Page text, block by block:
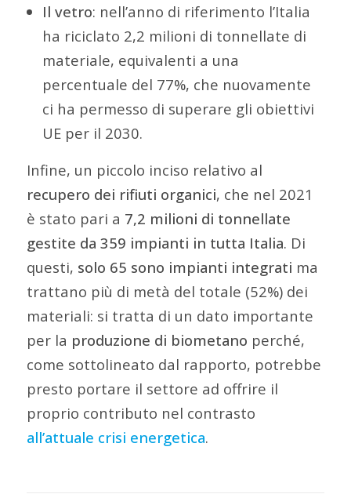
Il vetro: nell’anno di riferimento l’Italia
ha riciclato 2,2 milioni di tonnellate di
materiale, equivalenti a una
percentuale del 77%, che nuovamente
ci ha permesso di superare gli obiettivi
UE per il 2030.
Infine, un piccolo inciso relativo al
recupero dei rifiuti organici, che nel 2021
è stato pari a 7,2 milioni di tonnellate
gestite da 359 impianti in tutta Italia. Di
questi, solo 65 sono impianti integrati ma
trattano più di metà del totale (52%) dei
materiali: si tratta di un dato importante
per la produzione di biometano perché,
come sottolineato dal rapporto, potrebbe
presto portare il settore ad offrire il
proprio contributo nel contrasto
all’attuale crisi energetica.